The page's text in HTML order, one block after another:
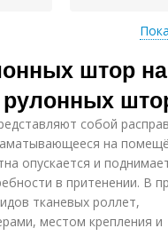
Лески для
штор
штор
собой
на
опускается и
в притенении. В
тканевых роллет,
местом крепления и